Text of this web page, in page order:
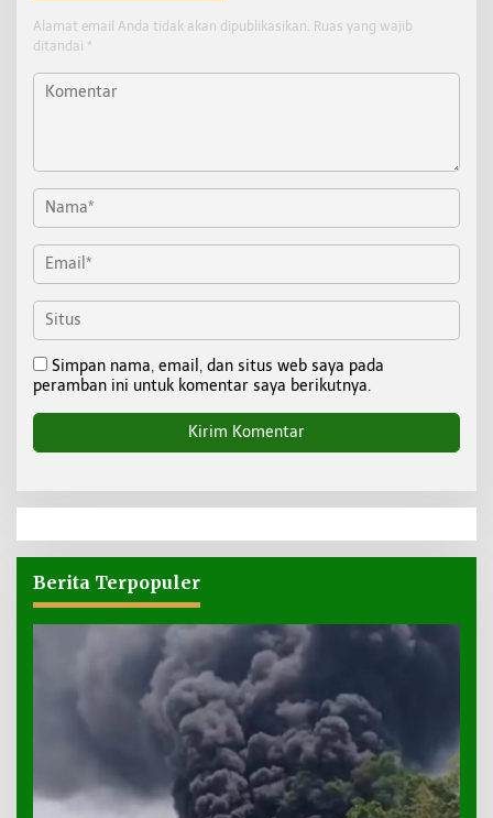
Alamat email Anda tidak akan dipublikasikan. Ruas yang wajib
ditandai *
Simpan nama, email, dan situs web saya pada
peramban ini untuk komentar saya berikutnya.
Berita Terpopuler